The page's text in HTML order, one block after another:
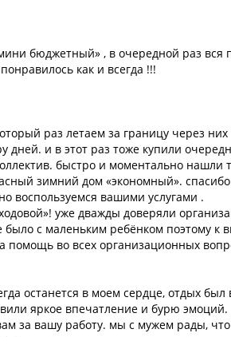
бюджетный» , в очередной раз вся
как и всегда !!!
раз летаем за границу через
и в этот раз тоже купили
быстро и моментально нашли
зимний дом «экономный». спасибо
воспользуемся вашими услугами .
уже дважды доверяли
с маленьким ребёнком поэтому к
помощь во всех организационных
останется в моем сердце, отдых
яркое впечатление и бурю эмоций.
за вашу работу. мы с мужем рады,